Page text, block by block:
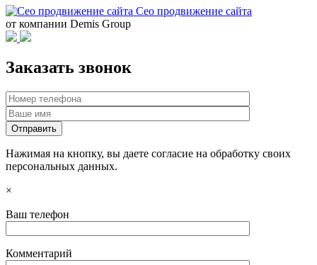
Сео продвижение сайта
от компании Demis Group
Заказать звонок
Нажимая на кнопку, вы даете согласие на обработку своих
персональных данных.
×
Ваш телефон
Комментарий